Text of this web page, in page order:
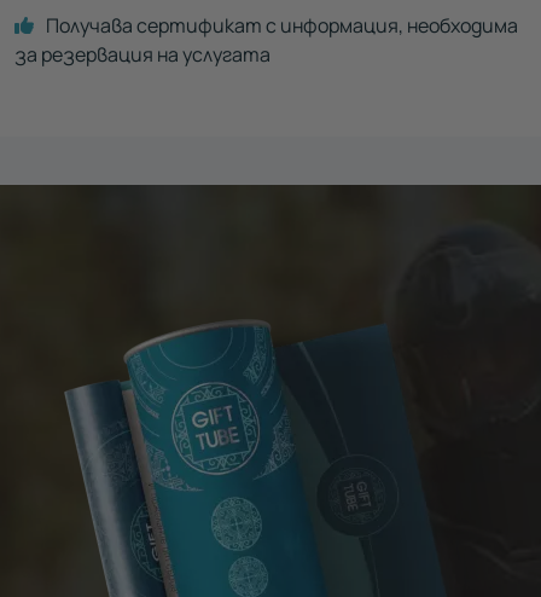
Получава сертификат с информация, необходима
за резервация на услугата